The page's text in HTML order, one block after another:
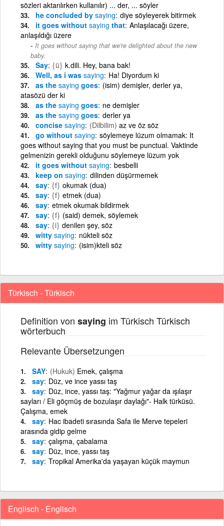
sözleri aktarılırken kullanılır) ... der, ... söyler
he concluded by saying diye söyleyerek bitirmek
it goes without saying that Anlaşılacağı üzere,
anlaşıldığı üzere
It goes without saying that we're delighted about the new
baby.
Say {ü} k.dili. Hey, bana bak!
Well, as i was saying Ha! Diyordum ki
as the saying goes (isim) demişler, derler ya,
atasözü der ki
as the saying goes ne demişler
as the saying goes derler ya
concise saying (Dilbilim) az ve öz söz
go without saying söylemeye lüzum olmamak: It
goes without saying that you must be punctual. Vaktinde
gelmenizin gerekli olduğunu söylemeye lüzum yok
it goes without saying besbelli
keep on saying dilinden düşürmemek
say {f} okumak (dua)
say {f} etmek (dua)
say etmek okumak bildirmek
say {f} (said) demek, söylemek
say {i} denilen şey, söz
witty saying nükteli söz
witty saying (isim)kteli söz
Türkisch - Türkisch
Definition von saying im Türkisch Türkisch
wörterbuch
Relevante Übersetzungen
SAY (Hukuk) Emek, çalışma
say Düz, ve ince yassı taş
say Düz, ince, yassı taş: "Yağmur yağar da ışılaşır
sayları / Eli göçmüş de bozulaşır daylağı"- Halk türküsü.
Çalışma, emek
say Hac ibadeti sırasında Safa ile Merve tepeleri
arasında gidip gelme
say çalışma, çabalama
say Düz, ince, yassı taş
say Tropikal Amerika'da yaşayan küçük maymun
Englisch - Englisch